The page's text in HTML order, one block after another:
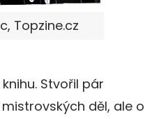
Topzine.cz
Stvořil pár
děl, ale o